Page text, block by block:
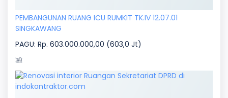
PEMBANGUNAN RUANG ICU RUMKIT TK.IV 12.07.01
SINGKAWANG
PAGU: Rp. 603.000.000,00 (603,0 Jt)